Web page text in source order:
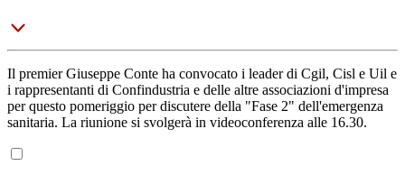
Il premier Giuseppe Conte ha convocato i leader di Cgil, Cisl e Uil e
i rappresentanti di Confindustria e delle altre associazioni d'impresa
per questo pomeriggio per discutere della "Fase 2" dell'emergenza
sanitaria. La riunione si svolgerà in videoconferenza alle 16.30.